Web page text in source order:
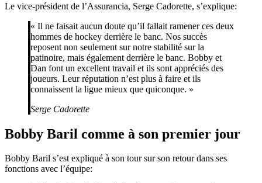
Le vice-président de l’Assurancia, Serge Cadorette, s’explique:
« Il ne faisait aucun doute qu’il fallait ramener ces deux
hommes de hockey derrière le banc. Nos succès
reposent non seulement sur notre stabilité sur la
patinoire, mais également derrière le banc. Bobby et
Dan font un excellent travail et ils sont appréciés des
joueurs. Leur réputation n’est plus à faire et ils
connaissent la ligue mieux que quiconque. »
Serge Cadorette
Bobby Baril comme à son premier jour
Bobby Baril s’est expliqué à son tour sur son retour dans ses
fonctions avec l’équipe: